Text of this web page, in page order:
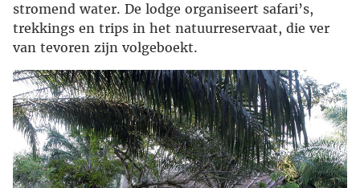
stromend water. De lodge organiseert safari’s,
trekkings en trips in het natuurreservaat, die ver
van tevoren zijn volgeboekt.